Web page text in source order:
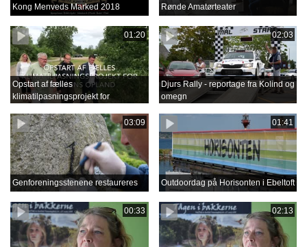
Kong Menveds Marked 2018 Rønde Amatørteater
01:20
Opstart af fælles
klimatilpasningsprojekt for
02:03
Djurs Rally - reportage fra Kolind og
omegn
03:09
Genforeningsstenene restaureres
01:41
Outdoordag på Horisonten i Ebeltoft
00:33 02:13